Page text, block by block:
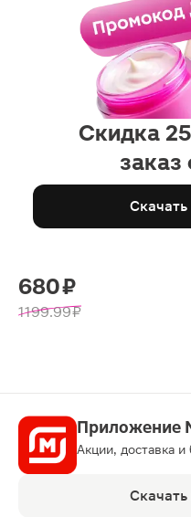
Скидка
заказ
680 ₽
1199.99 ₽
Приложение
Акции, доставка